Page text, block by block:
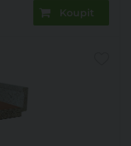
Koupit